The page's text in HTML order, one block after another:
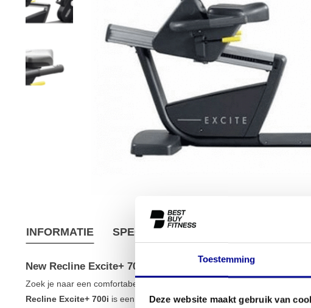
Toestemming
Deze website maakt gebruik van
INFORMATIE SPECIFICATIES
New Recline Excite+ 700i
Zoek je naar een comfortabele en effectieve manier om te trainen,
Recline Excite+ 700i is een professionele ligfiets die een ergonomische